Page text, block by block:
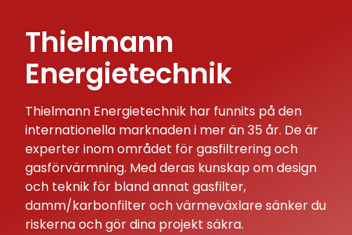
Thielmann
Energietechnik
Thielmann Energietechnik har funnits på den
internationella marknaden i mer än 35 år. De är
experter inom området för gasfiltrering och
gasförvärmning. Med deras kunskap om design
och teknik för bland annat gasfilter,
damm/karbonfilter och värmeväxlare sänker du
riskerna och gör dina projekt säkra.